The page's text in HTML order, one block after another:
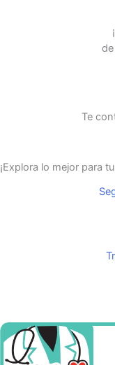
Te
¡Explora lo mejor para